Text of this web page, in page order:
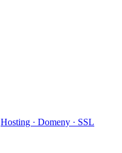
Hosting · Domeny · SSL